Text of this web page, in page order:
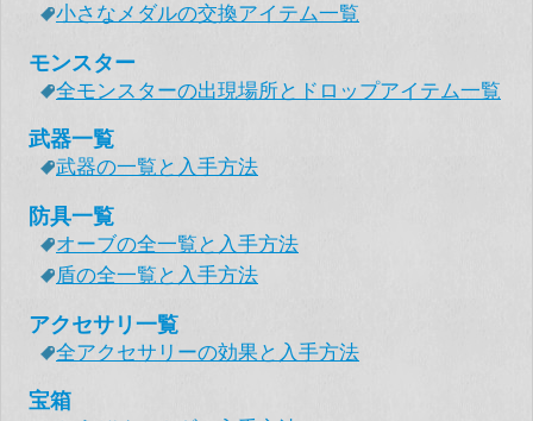
小さなメダルの交換アイテム一覧
モンスター
全モンスターの出現場所とドロップアイテム一覧
武器一覧
武器の一覧と入手方法
防具一覧
オーブの全一覧と入手方法
盾の全一覧と入手方法
アクセサリ一覧
全アクセサリーの効果と入手方法
宝箱